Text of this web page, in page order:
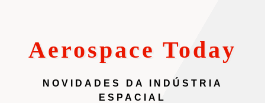
Aerospace Today
NOVIDADES DA INDÚSTRIA
ESPACIAL